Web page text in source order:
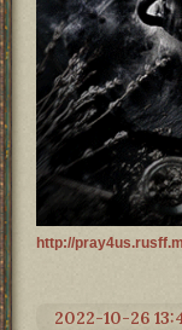
http://
2022-10-26